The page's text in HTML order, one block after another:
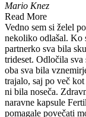
Mario Knez
Read More
Vedno sem si želel
nekoliko odlašal. Ko
partnerko sva bila
trideset. Odločila sva
oba sva bila
trajalo, saj po več
ni bila noseča.
naravne kapsule
pomagale povečati